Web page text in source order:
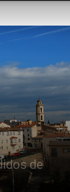
de